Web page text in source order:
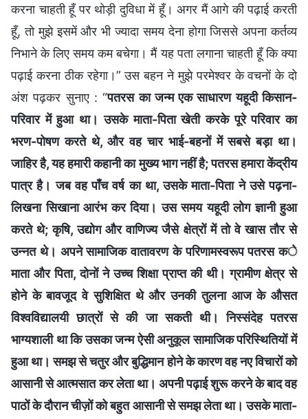
करना चाहती हूँ पर थोड़ी दुविधा में हूँ। अगर मैं आगे की पढ़ाई करती
हूँ, तो मुझे इसमें और भी ज्यादा समय देना होगा जिससे अपना कर्तव्य
निभाने के लिए समय कम बचेगा। मैं यह पता लगाना चाहती हूँ कि क्या
पढ़ाई करना ठीक रहेगा।” उस बहन ने मुझे परमेश्वर के वचनों के दो
अंश पढ़कर सुनाए : “पतरस का जन्म एक साधारण यहूदी किसान-
परिवार में हुआ था। उसके माता-पिता खेती करके पूरे परिवार का
भरण-पोषण करते थे, और वह चार भाई-बहनों में सबसे बड़ा था।
जाहिर है, यह हमारी कहानी का मुख्य भाग नहीं है; पतरस हमारा केंद्रीय
पात्र है। जब वह पाँच वर्ष का था, उसके माता-पिता ने उसे पढ़ना-
लिखना सिखाना आरंभ कर दिया। उस समय यहूदी लोग ज्ञानी हुआ
करते थे; कृषि, उद्योग और वाणिज्य जैसे क्षेत्रों में तो वे खास तौर से
उन्नत थे। अपने सामाजिक वातावरण के परिणामस्वरूप पतरस के
माता और पिता, दोनों ने उच्च शिक्षा प्राप्त की थी। ग्रामीण क्षेत्र से
होने के बावजूद वे सुशिक्षित थे और उनकी तुलना आज के औसत
विश्वविद्यालयी छात्रों से की जा सकती थी। निस्संदेह पतरस
भाग्यशाली था कि उसका जन्म ऐसी अनुकूल सामाजिक परिस्थितियों में
हुआ था। समझ से चतुर और बुद्धिमान होने के कारण वह नए विचारों को
आसानी से आत्मसात कर लेता था। अपनी पढ़ाई शुरू करने के बाद वह
पाठों के दौरान चीज़ों को बहुत आसानी से समझ लेता था। उसके माता-